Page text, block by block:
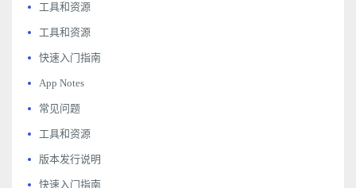
工具和资源
工具和资源
快速入门指南
App Notes
常见问题
工具和资源
版本发行说明
快速入门指南